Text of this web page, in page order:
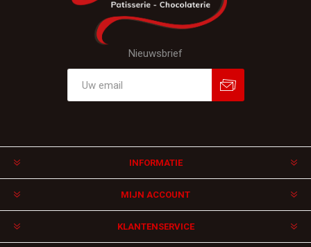
Nieuwsbrief
INFORMATIE
MIJN ACCOUNT
KLANTENSERVICE